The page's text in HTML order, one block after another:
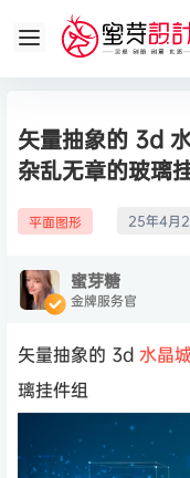
矢量抽象的 3d
杂乱无章的玻璃
平面图形 25年4月
蜜芽糖
金牌服务官
矢量抽象的 3d 水晶
璃挂件组